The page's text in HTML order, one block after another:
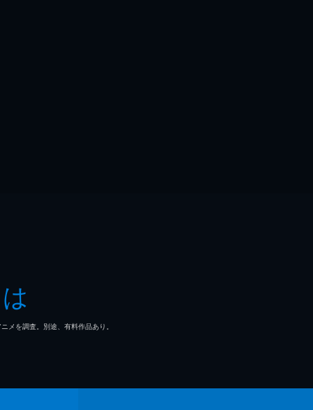
を調査。別途、有料作品あり。